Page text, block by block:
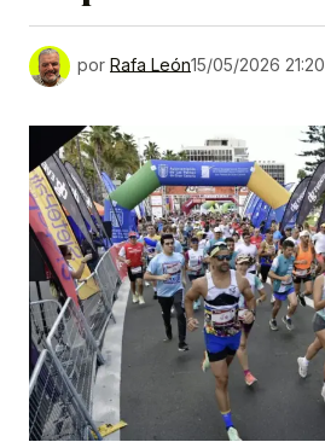
por Rafa León15/05/2026 21:20